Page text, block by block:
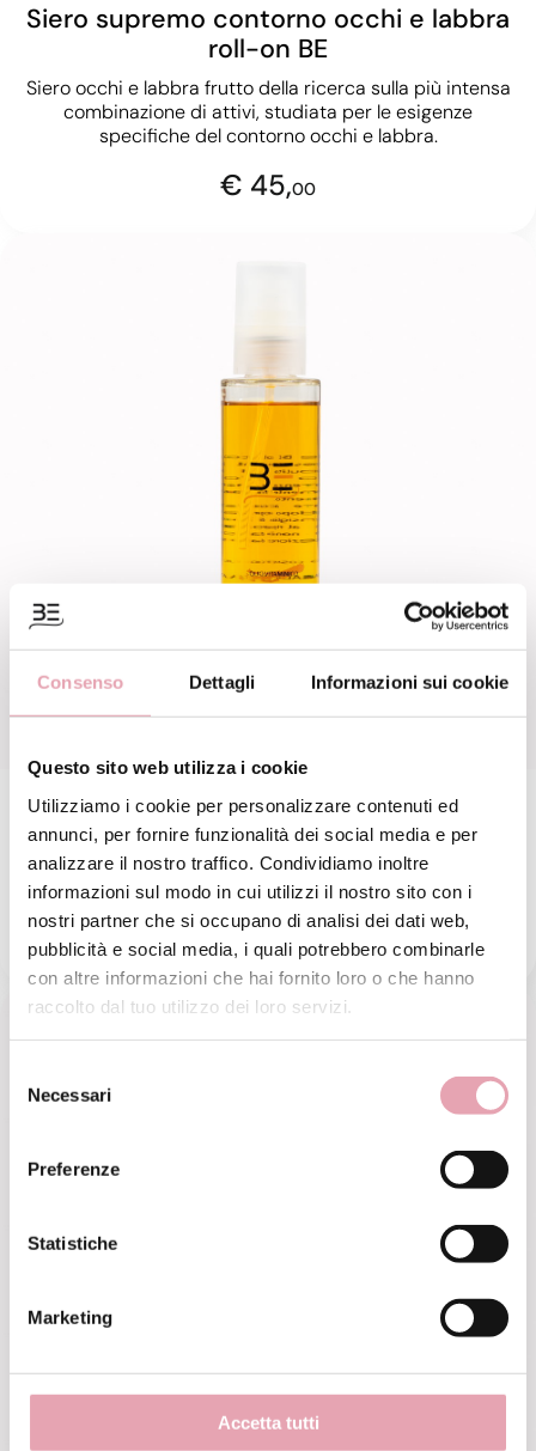
Consenso Dettagli Informazioni sui cookie
Questo sito web utilizza i cookie
Utilizziamo i cookie per personalizzare contenuti ed
annunci, per fornire funzionalità dei social media e per
analizzare il nostro traffico. Condividiamo inoltre
informazioni sul modo in cui utilizzi il nostro sito con i
nostri partner che si occupano di analisi dei dati web,
pubblicità e social media, i quali potrebbero combinarle
con altre informazioni che hai fornito loro o che hanno
raccolto dal tuo utilizzo dei loro servizi.
delNecessari
Preferenze
Statistiche
Marketing
Accetta tutti
Siero supremo contorno occhi e labbra
roll-on BE
Siero occhi e labbra frutto della ricerca sulla più intensa
combinazione di attivi, studiata per le esigenze
specifiche del contorno occhi e labbra.
€ 45,00
Olio vitaminico BE
Olio di rapido assorbimento caratterizzato da una
delicata nota agrumata.
€ 49, 00